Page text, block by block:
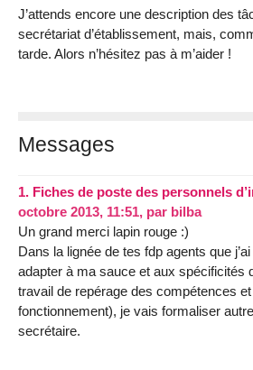
J’attends encore une description des
secrétariat d’établissement, mais,
tarde. Alors n’hésitez pas à m’aider !
Messages
1. Fiches de poste des personnels
octobre 2013, 11:51, par bilba
Un grand merci lapin rouge :)
Dans la lignée de tes fdp agents que
adapter à ma sauce et aux spécificités
travail de repérage des compétences
fonctionnement), je vais formaliser
secrétaire.